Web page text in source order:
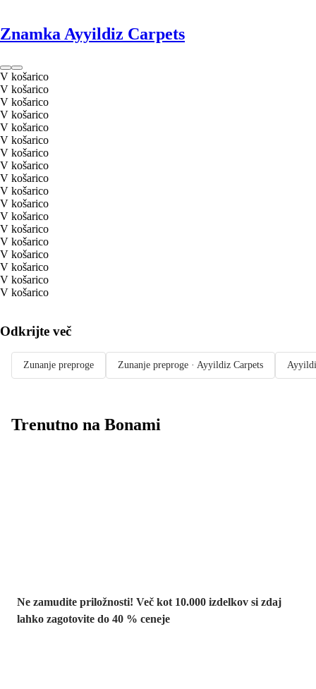
Znamka Ayyildiz Carpets
V košarico
V košarico
V košarico
V košarico
V košarico
V košarico
V košarico
V košarico
V košarico
V košarico
V košarico
V košarico
V košarico
V košarico
V košarico
V košarico
V košarico
V košarico
Odkrijte več
Zunanje preproge Zunanje preproge · Ayyildiz Carpets
Trenutno na Bonami
Ne zamudite priložnosti! Več kot 10.000 izdelkov si zdaj
lahko zagotovite do 40 % ceneje